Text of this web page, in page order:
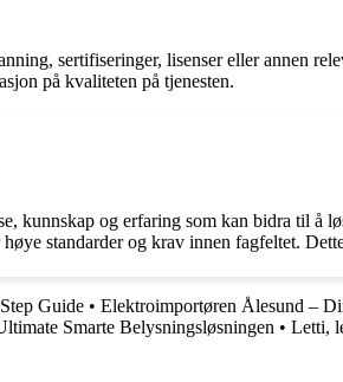
sertifiseringer, lisenser eller annen
på kvaliteten på tjenesten.
kunnskap og erfaring som kan bidra til å
standarder og krav innen fagfeltet.
Guide • Elektroimportøren Ålesund –
Smarte Belysningsløsningen • Letti,